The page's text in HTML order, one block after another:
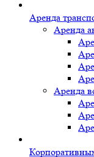
Аренда
Аренда
Аренда